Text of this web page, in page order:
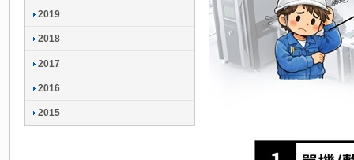
2019
2018
2017
2016
2015